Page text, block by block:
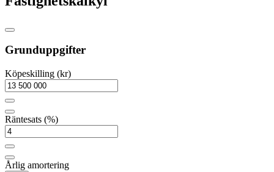
Grunduppgifter
Köpeskilling (kr)
Räntesats (%)
Årlig amortering